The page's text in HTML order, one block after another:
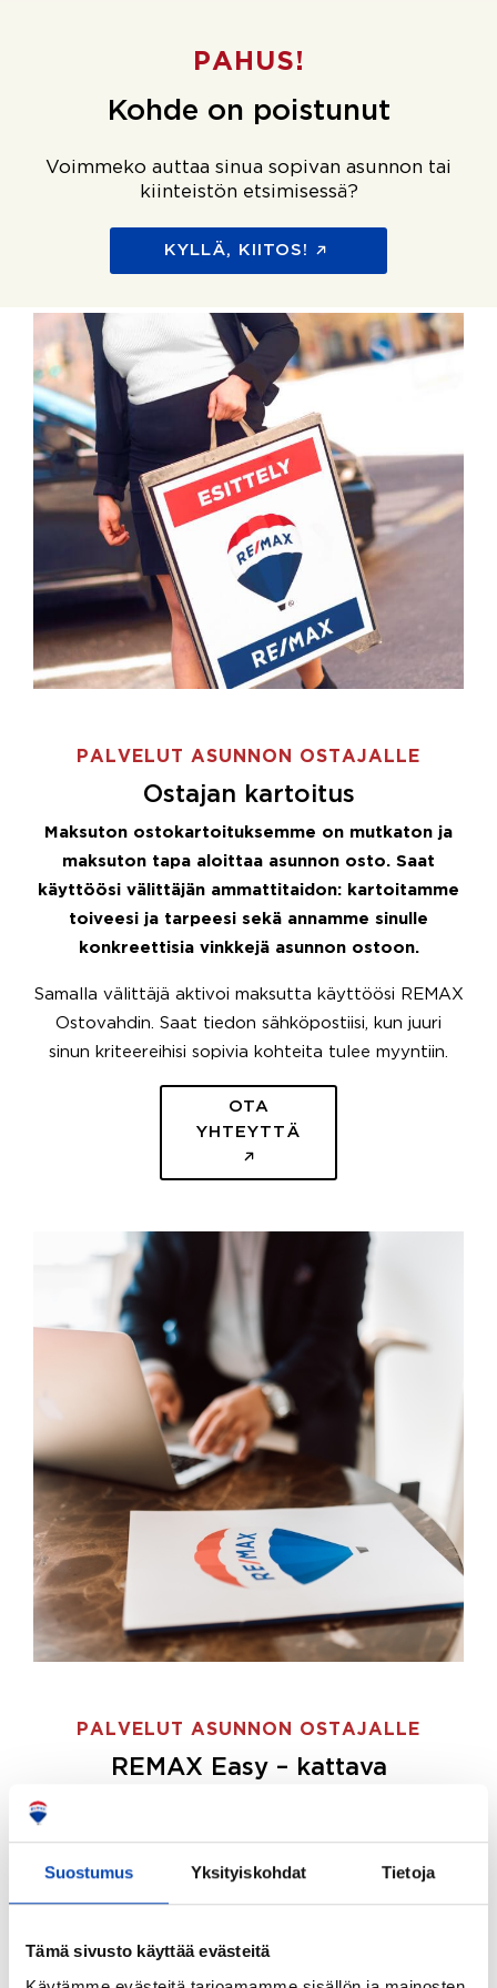
Suostumus Yksityiskohdat Tietoja
Tämä sivusto käyttää evästeitä
PAHUS!
Kohde on poistunut
Voimmeko auttaa sinua sopivan asunnon tai
kiinteistön etsimisessä?
KYLLÄ, KIITOS!
PALVELUT ASUNNON OSTAJALLE
Ostajan kartoitus
Maksuton ostokartoituksemme on mutkaton ja
maksuton tapa aloittaa asunnon osto. Saat
käyttöösi välittäjän ammattitaidon: kartoitamme
toiveesi ja tarpeesi sekä annamme sinulle
konkreettisia vinkkejä asunnon ostoon.
Samalla välittäjä aktivoi maksutta käyttöösi REMAX
Ostovahdin. Saat tiedon sähköpostiisi, kun juuri
sinun kriteereihisi sopivia kohteita tulee myyntiin.
OTA
YHTEYTTÄ
PALVELUT ASUNNON OSTAJALLE
REMAX Easy – kattava
ostajille.
Tee ostotoimeksianto ja etsimme juuri